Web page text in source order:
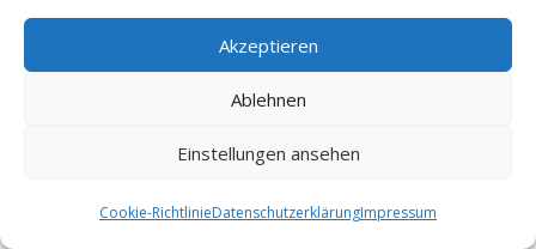
Akzeptieren
Ablehnen
Einstellungen ansehen
Cookie-RichtlinieDatenschutzerklärungImpressum
Burrweiler (10.64 km)
Karlsruhe Daxlanden
Edesheim Pfalz